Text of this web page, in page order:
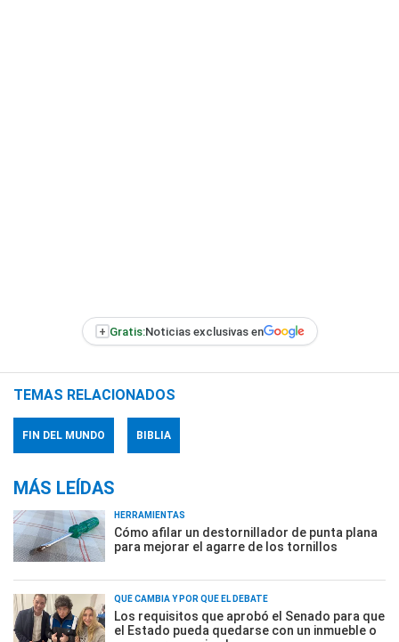
+ Gratis:Noticias exclusivas en
TEMAS RELACIONADOS
FIN DEL MUNDO BIBLIA
MÁS LEÍDAS
HERRAMIENTAS
Cómo afilar un destornillador de punta plana
para mejorar el agarre de los tornillos
QUÉ CAMBIA Y POR QUÉ EL DEBATE
Los requisitos que aprobó el Senado para que
el Estado pueda quedarse con un inmueble o